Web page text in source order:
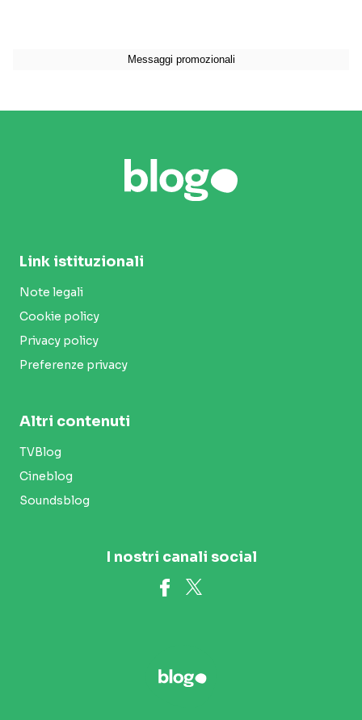
Link istituzionali
Note legali
Cookie policy
Privacy policy
Preferenze privacy
Altri contenuti
TVBlog
Cineblog
Soundsblog
I nostri canali social